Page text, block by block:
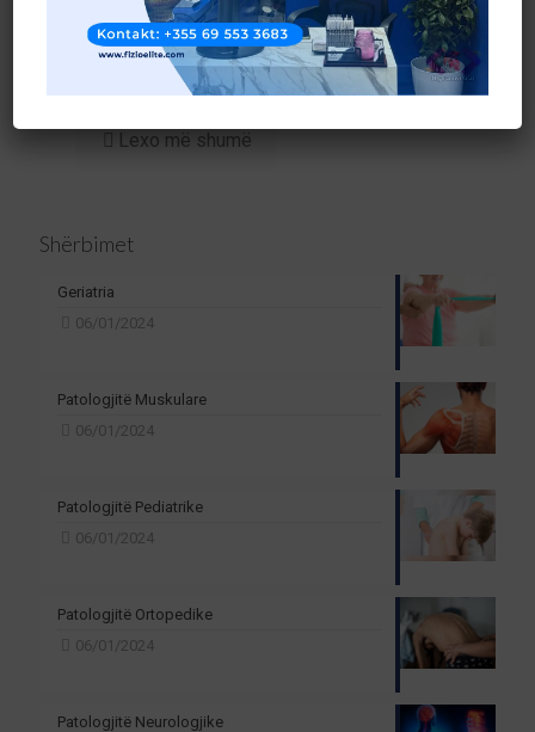
7 shenja që tregojnë se keni nevojë për fizioterapi
Lexo më shumë
Shërbimet
Geriatria
06/01/2024
Patologjitë Muskulare
06/01/2024
Patologjitë Pediatrike
06/01/2024
Patologjitë Ortopedike
06/01/2024
Patologjitë Neurologjike